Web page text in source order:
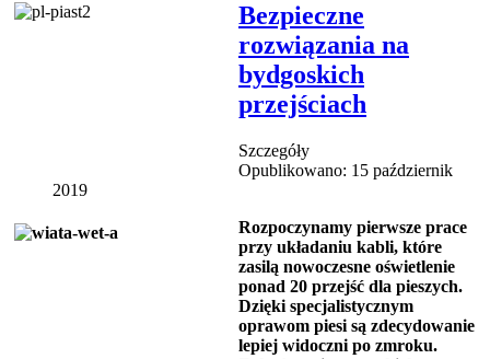
Bezpieczne
rozwiązania na
bydgoskich
przejściach
Szczegóły
Opublikowano: 15 październik
2019
Rozpoczynamy pierwsze prace
przy układaniu kabli, które
zasilą nowoczesne oświetlenie
ponad 20 przejść dla pieszych.
Dzięki specjalistycznym
oprawom piesi są zdecydowanie
lepiej widoczni po zmroku.